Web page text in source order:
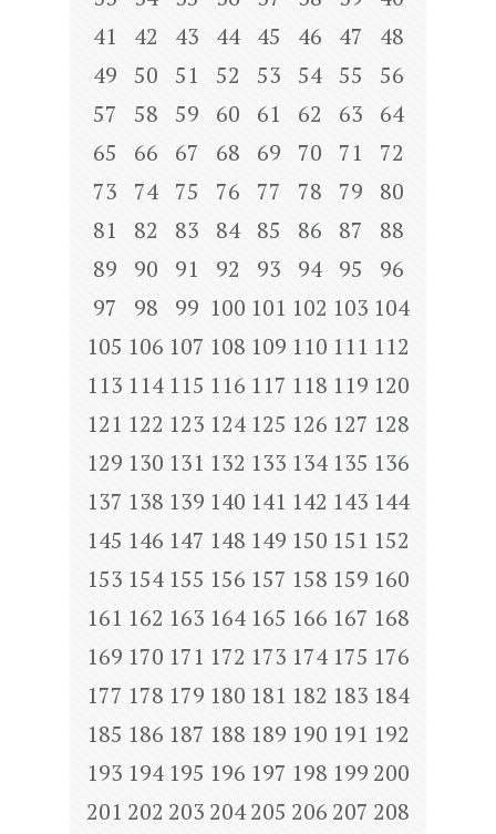
41
42 43 44 45 46 47
48
49
50 51 52 53 54 55
56
57
58 59 60 61 62 63
64
65
66 67 68 69 70 71
72
73
74 75 76 77 78 79
80
81
82 83 84 85 86 87
88
89
90 91 92 93 94 95
96
97
98 99 100 101 102 103 104
105 106 107 108 109 110 111 112
113 114 115 116 117 118 119 120
121 122 123 124 125 126 127 128
129 130 131 132 133 134 135 136
137 138 139 140 141 142 143 144
145 146 147 148 149 150 151 152
153 154 155 156 157 158 159 160
161 162 163 164 165 166 167 168
169 170 171 172 173 174 175 176
177 178 179 180 181 182 183 184
185 186 187 188 189 190 191 192
193 194 195 196 197 198 199 200
201 202 203 204205 206 207 208